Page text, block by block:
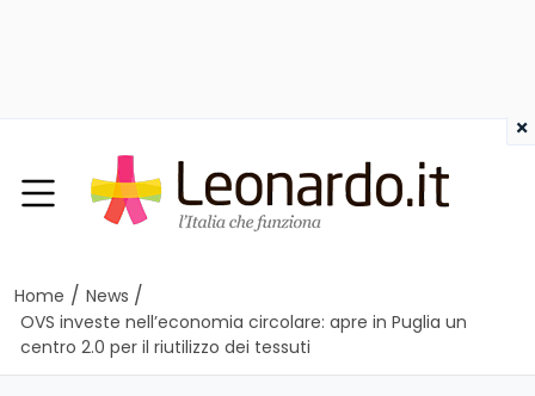
Home / News /
OVS investe nell’economia circolare: apre in Puglia un
centro 2.0 per il riutilizzo dei tessuti
×